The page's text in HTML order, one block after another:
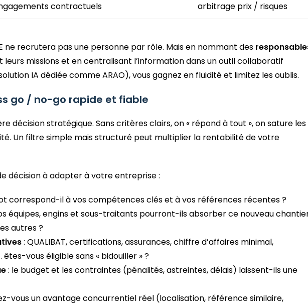
contractuels
arbitrage prix / risques
ne recrutera pas une personne par rôle. Mais en nommant des
leurs missions et en centralisant l’information dans un outil collaboratif
IA dédiée comme ARAO), vous gagnez en fluidité et limitez les oublis.
go / no-go rapide et fiable
décision stratégique. Sans critères clairs, on « répond à tout », on sature les
Un filtre simple mais structuré peut multiplier la rentabilité de votre
décision à adapter à votre entreprise :
correspond-il à vos compétences clés et à vos références récentes ?
équipes, engins et sous-traitants pourront-ils absorber ce nouveau
autres ?
: QUALIBAT, certifications, assurances, chiffre d’affaires minimal,
vous éligible sans « bidouiller » ?
: le budget et les contraintes (pénalités, astreintes, délais) laissent-ils une
vous un avantage concurrentiel réel (localisation, référence similaire,